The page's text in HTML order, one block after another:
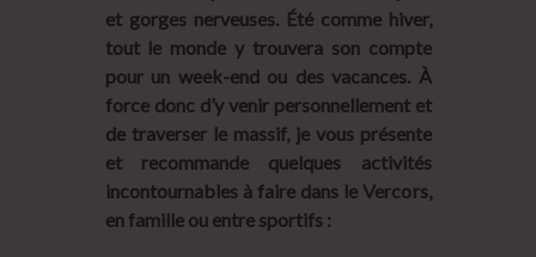
et gorges nerveuses. Été comme hiver,
tout le monde y trouvera son compte
pour un week-end ou des vacances. À
force donc d’y venir personnellement et
de traverser le massif, je vous présente
et recommande quelques activités
incontournables à faire dans le Vercors,
en famille ou entre sportifs :